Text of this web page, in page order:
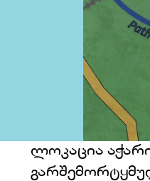
ლოკაცია